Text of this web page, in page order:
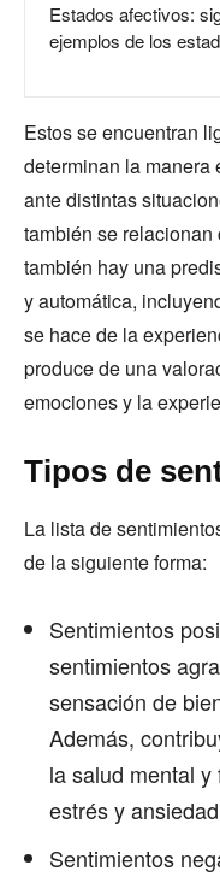
Estados afectivos:
ejemplos de los
Estos se encuentran
determinan la manera
ante distintas
también se
también hay una
y automática,
se hace de la
produce de una
emociones y la
Tipos de
La lista de
de la siguiente forma:
Sentimientos
sentimientos
sensación de
Además,
la salud mental
estrés y
Sentimientos